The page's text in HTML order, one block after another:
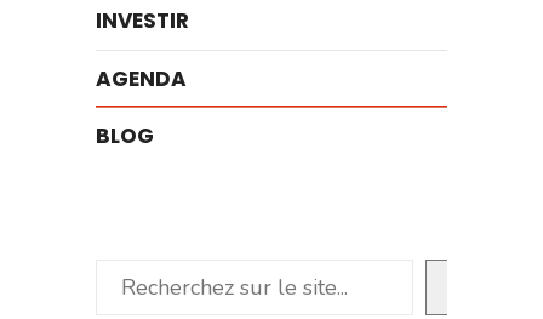
INVESTIR
AGENDA
BLOG
Rechercher